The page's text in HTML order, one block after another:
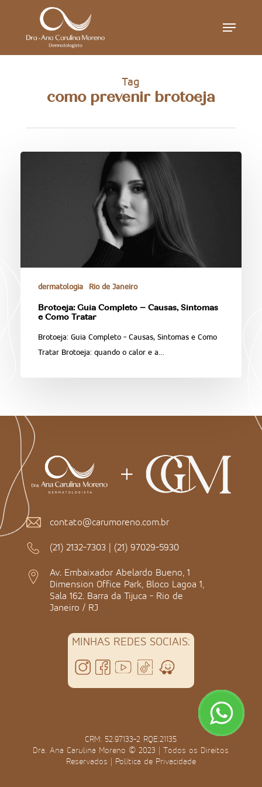
Menu
Tag
como prevenir brotoeja
dermatologia Rio de Janeiro
Brotoeja: Guia Completo – Causas, Sintomas
e Como Tratar
Brotoeja: Guia Completo - Causas, Sintomas e Como
Tratar Brotoeja: quando o calor e a…
contato@carumoreno.com.br
(21) 2132-7303 | (21) 97029-5930
Av. Embaixador Abelardo Bueno, 1
Dimension Office Park, Bloco Lagoa 1,
Sala 162. Barra da Tijuca - Rio de
Janeiro / RJ
MINHAS REDES SOCIAIS:
CRM: 52.97133-2 RQE:21135
Dra. Ana Carulina Moreno © 2023 | Todos os Direitos
Reservados | Política de Privacidade